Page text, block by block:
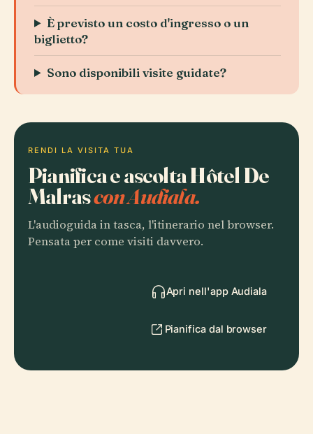
È previsto un costo d'ingresso o un
biglietto?
Sono disponibili visite guidate?
RENDI LA VISITA TUA
Pianifica e ascolta Hôtel De
Malrascon Audiala.
L'audioguida in tasca, l'itinerario nel browser.
Pensata per come visiti davvero.
Apri nell'app Audiala
Pianifica dal browser